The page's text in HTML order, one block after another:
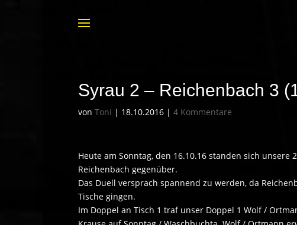
Syrau 2 – Reichenbach 3
von Toni | 18.10.2016 | 4 Kommentare
Heute am Sonntag, den 16.10.16 standen sich
Reichenbach gegenüber.
Das Duell versprach spannend zu werden, da
Tische gingen.
Im Doppel an Tisch 1 traf unser Doppel 1 Wolf /